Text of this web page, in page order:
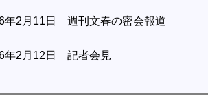
年2月11日 週刊文春の密会報道
年2月12日 記者会見